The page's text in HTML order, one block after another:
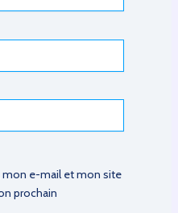
mon e-mail et mon site
prochain